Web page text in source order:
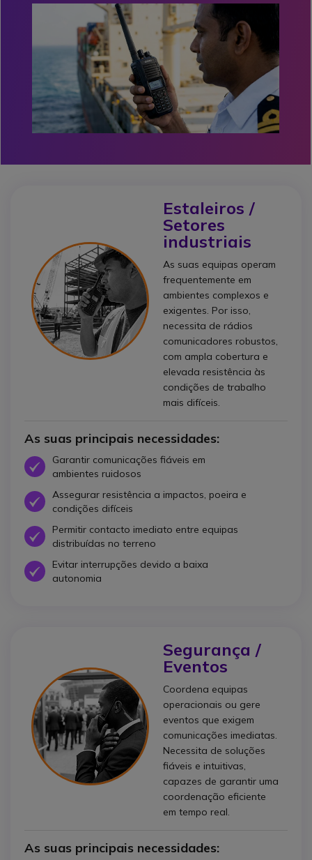
Estaleiros /
Setores
industriais
As suas equipas operam
frequentemente em
ambientes complexos e
exigentes. Por isso,
necessita de rádios
comunicadores robustos,
com ampla cobertura e
elevada resistência às
condições de trabalho
mais difíceis.
As suas principais necessidades:
Ícone Garantir comunicações fiáveis em
ambientes ruidosos
ÍconeAssegurar resistência a impactos, poeira e
condições difíceis
Ícone Permitir contacto imediato entre equipas
distribuídas no terreno
Ícone Evitar interrupções devido a baixa
autonomia
Segurança /
Eventos
Coordena equipas
operacionais ou gere
eventos que exigem
comunicações imediatas.
Necessita de soluções
fiáveis e intuitivas,
capazes de garantir uma
coordenação eficiente
em tempo real.
As suas principais necessidades: